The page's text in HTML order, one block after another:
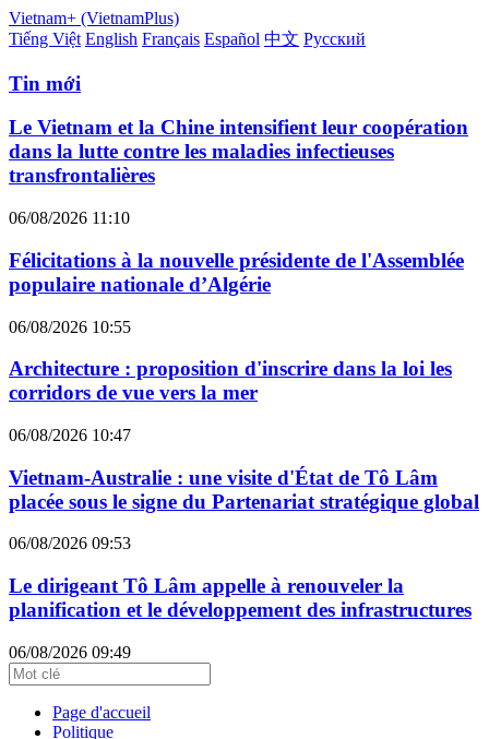
Vietnam+ (VietnamPlus)
Tiếng Việt English Français Español 中文 Русский
Tin mới
Le Vietnam et la Chine intensifient leur coopération
dans la lutte contre les maladies infectieuses
transfrontalières
06/08/2026 11:10
Félicitations à la nouvelle présidente de l'Assemblée
populaire nationale d’Algérie
06/08/2026 10:55
Architecture : proposition d'inscrire dans la loi les
corridors de vue vers la mer
06/08/2026 10:47
Vietnam-Australie : une visite d'État de Tô Lâm
placée sous le signe du Partenariat stratégique global
06/08/2026 09:53
Le dirigeant Tô Lâm appelle à renouveler la
planification et le développement des infrastructures
06/08/2026 09:49
Page d'accueil
Politique